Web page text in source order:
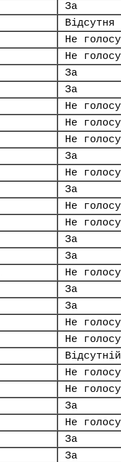
За
Відсутня
Не
Не
За
За
Не
Не
Не
За
Не
За
Не
Не
За
За
Не
За
За
Не
Не
Відсутній
Не
Не
За
Не
За
За